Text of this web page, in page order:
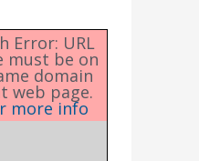
Error: URL
must be on
domain
web page.
more info